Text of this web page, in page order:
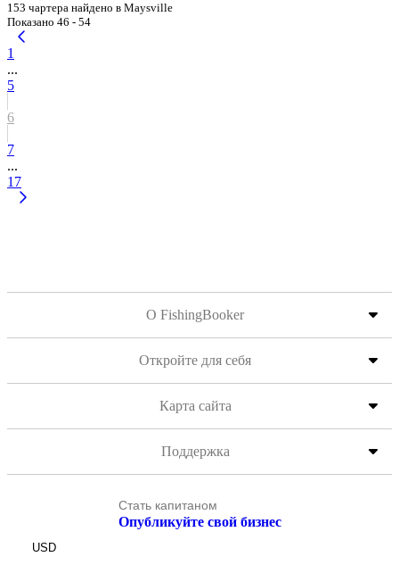
153 чартера найдено в Maysville
Показано 46 - 54
1
...
5
6
7
...
17
О FishingBooker
Откройте для себя
Карта сайта
Поддержка
Стать капитаном
Опубликуйте свой бизнес
USD